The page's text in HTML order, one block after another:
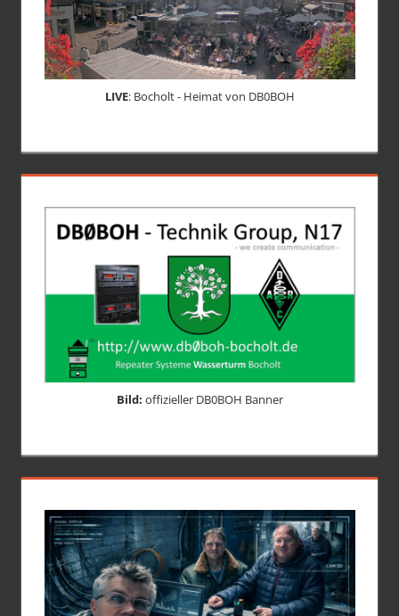
LIVE: Bocholt - Heimat von DB0BOH
Bild: offizieller DB0BOH Banner